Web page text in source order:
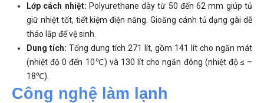
Lớp cách nhiệt: Polyurethane dày từ 50 đến 62 mm giúp tủ
giữ nhiệt tốt, tiết kiệm điện năng. Gioăng cánh tủ dạng gài dễ
tháo lắp để vệ sinh.
Dung tích: Tổng dung tích 271 lít, gồm 141 lít cho ngăn mát
(nhiệt độ 0 đến 10℃) và 130 lít cho ngăn đông (nhiệt độ ≤ –
18℃).
Công nghệ làm lạnh